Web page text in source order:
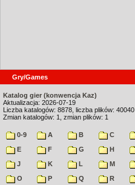
Gry/Games
Katalog gier (konwencja Kaz)
Aktualizacja: 2026-07-19
Liczba katalogów: 8878, liczba plików: 40040
Zmian katalogów: 1, zmian plików: 1
0-9 A B C
E
F G H
J
K L M
O
P Q R